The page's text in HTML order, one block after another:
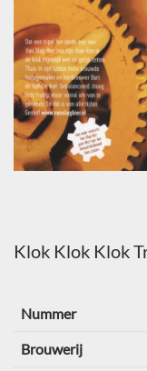
Klok Klok Klok
Nummer
Brouwerij